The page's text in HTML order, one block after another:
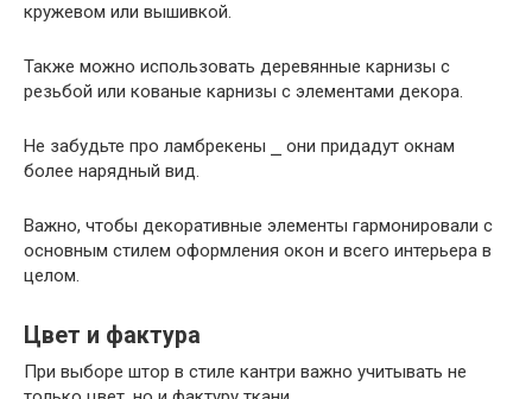
кружевом или вышивкой.
Также можно использовать деревянные карнизы с
резьбой или кованые карнизы с элементами декора.
Не забудьте про ламбрекены ⎯ они придадут окнам
более нарядный вид.
Важно, чтобы декоративные элементы гармонировали с
основным стилем оформления окон и всего интерьера в
целом.
Цвет и фактура
При выборе штор в стиле кантри важно учитывать не